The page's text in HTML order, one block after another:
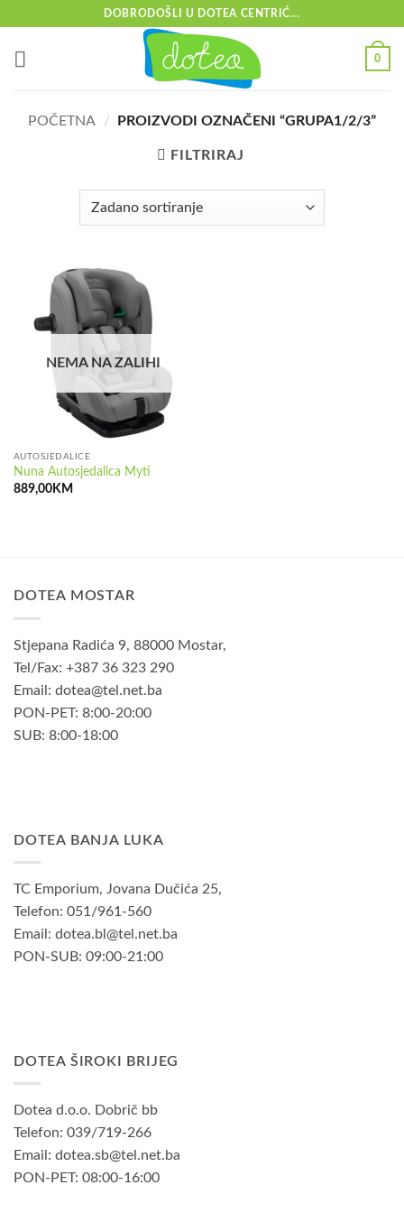
content
DOBRODOŠLI U DOTEA CENTRIĆ...
0
POČETNA / PROIZVODI OZNAČENI “GRUPA1/2/3”
FILTRIRAJ
NEMA NA ZALIHI
AUTOSJEDALICE
Nuna Autosjedalica Myti
889,00KM
DOTEA MOSTAR
Stjepana Radića 9, 88000 Mostar,
Tel/Fax: +387 36 323 290
Email: dotea@tel.net.ba
PON-PET: 8:00-20:00
SUB: 8:00-18:00
DOTEA BANJA LUKA
TC Emporium, Jovana Dučića 25,
Telefon: 051/961-560
Email: dotea.bl@tel.net.ba
PON-SUB: 09:00-21:00
DOTEA ŠIROKI BRIJEG
Dotea d.o.o. Dobrič bb
Telefon: 039/719-266
Email: dotea.sb@tel.net.ba
PON-PET: 08:00-16:00